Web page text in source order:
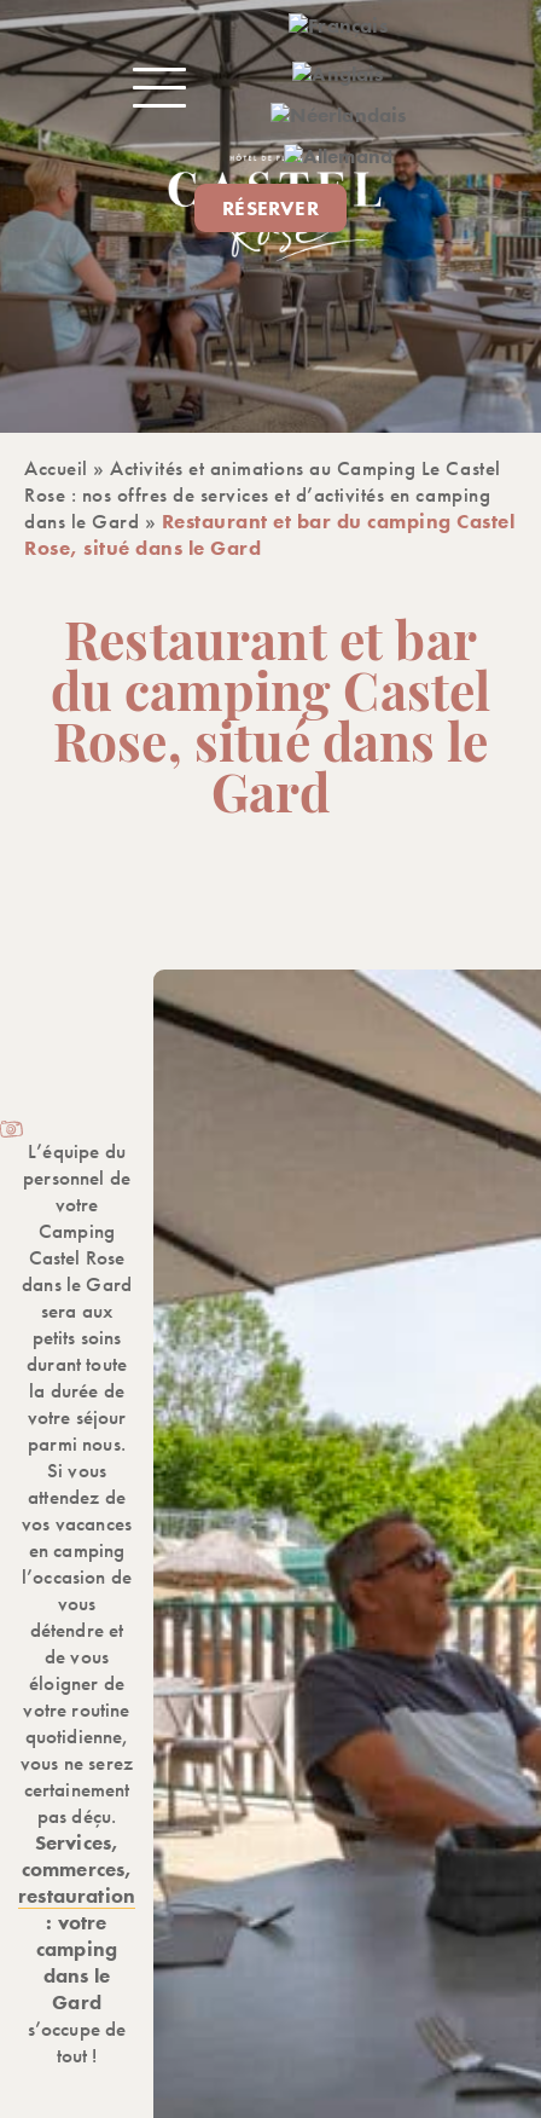
RÉSERVER
Accueil »Activités et animations au Camping Le Castel
Rose : nos offres de services et d’activités en camping
dans le Gard » Restaurant et bar du camping Castel
Rose, situé dans le Gard
Restaurant et bar
du camping Castel
Rose, situé dans le
Gard
L’équipe du
personnel de
votre
Camping
Castel Rose
dans le Gard
sera aux
petits soins
durant toute
la durée de
votre séjour
parmi nous.
Si vous
attendez de
vos vacances
en camping
l’occasion de
vous
détendre et
de vous
éloigner de
votre routine
quotidienne,
vous ne serez
certainement
pas déçu.
Services,
commerces,
restauration
: votre
camping
dans le
Gard
s’occupe de
tout !